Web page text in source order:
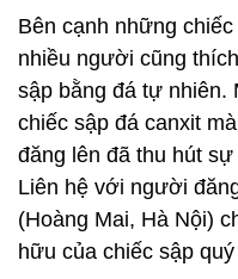
Bên cạnh những
nhiều người cũng
sập bằng đá tự nhiên.
chiếc sập đá canxit
đăng lên đã thu hút
Liên hệ với người
(Hoàng Mai, Hà Nội)
hữu của chiếc sập quý